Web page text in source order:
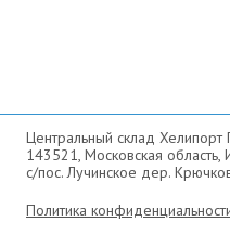
Центральный склад Хелипорт
143521, Московская область,
с/пос. Лучинское дер.
Политика